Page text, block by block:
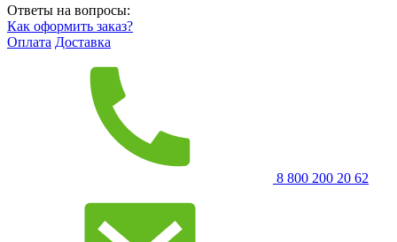
Ответы на вопросы:
Как оформить заказ?
Оплата Доставка
8 800 200 20 62